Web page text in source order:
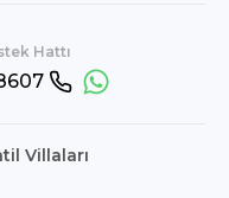
Hattı
Villaları